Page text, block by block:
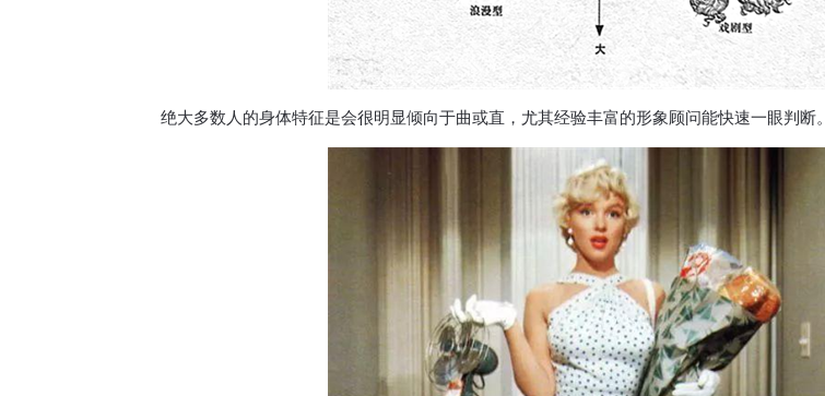
绝大多数人的身体特征是会很明显倾向于曲或直，尤其经验丰富的形象顾问能快速一眼判断。